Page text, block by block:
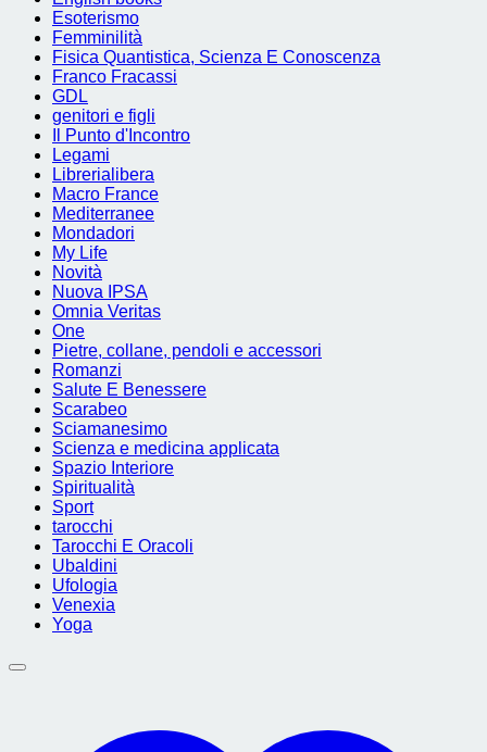
Esoterismo
Femminilità
Fisica Quantistica, Scienza E Conoscenza
Franco Fracassi
GDL
genitori e figli
Il Punto d'Incontro
Legami
Librerialibera
Macro France
Mediterranee
Mondadori
My Life
Novità
Nuova IPSA
Omnia Veritas
One
Pietre, collane, pendoli e accessori
Romanzi
Salute E Benessere
Scarabeo
Sciamanesimo
Scienza e medicina applicata
Spazio Interiore
Spiritualità
Sport
tarocchi
Tarocchi E Oracoli
Ubaldini
Ufologia
Venexia
Yoga